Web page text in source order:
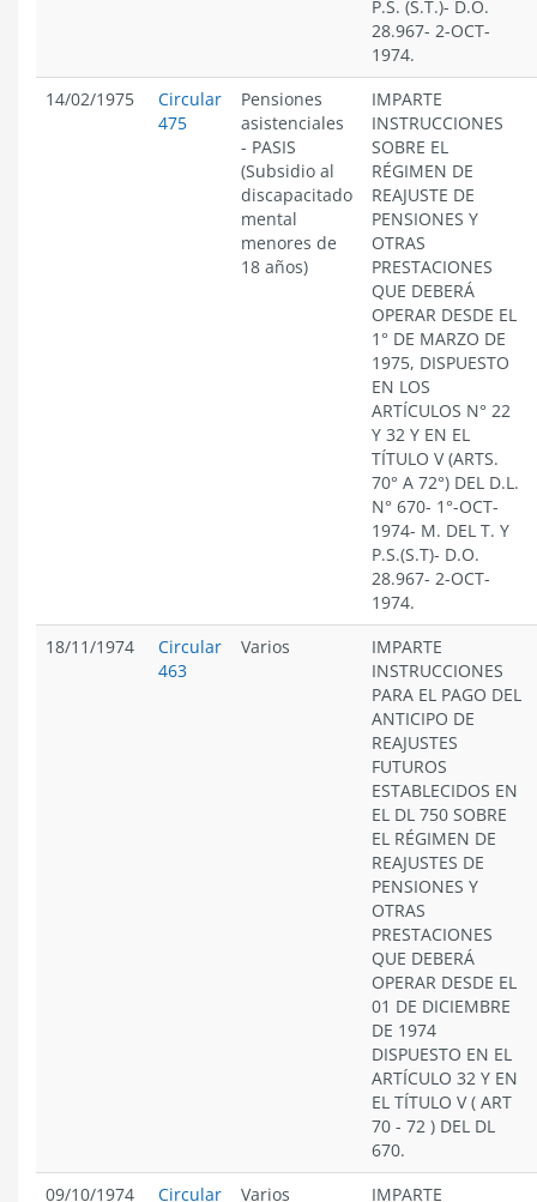
P.S. (S.T.)- D.O.
28.967- 2-OCT-
1974.
14/02/1975
Circular
475
Pensiones
asistenciales
- PASIS
(Subsidio al
discapacitado
mental
menores de
18 años)
IMPARTE
INSTRUCCIONES
SOBRE EL
RÉGIMEN DE
REAJUSTE DE
PENSIONES Y
OTRAS
PRESTACIONES
QUE DEBERÁ
OPERAR DESDE EL
1° DE MARZO DE
1975, DISPUESTO
EN LOS
ARTÍCULOS N° 22
Y 32 Y EN EL
TÍTULO V (ARTS.
70° A 72°) DEL D.L.
N° 670- 1°-OCT-
1974- M. DEL T. Y
P.S.(S.T)- D.O.
28.967- 2-OCT-
1974.
18/11/1974
Circular
463
Varios
IMPARTE
INSTRUCCIONES
PARA EL PAGO DEL
ANTICIPO DE
REAJUSTES
FUTUROS
ESTABLECIDOS EN
EL DL 750 SOBRE
EL RÉGIMEN DE
REAJUSTES DE
PENSIONES Y
OTRAS
PRESTACIONES
QUE DEBERÁ
OPERAR DESDE EL
01 DE DICIEMBRE
DE 1974
DISPUESTO EN EL
ARTÍCULO 32 Y EN
EL TÍTULO V ( ART
70 - 72 ) DEL DL
670.
09/10/1974
Circular Varios IMPARTE